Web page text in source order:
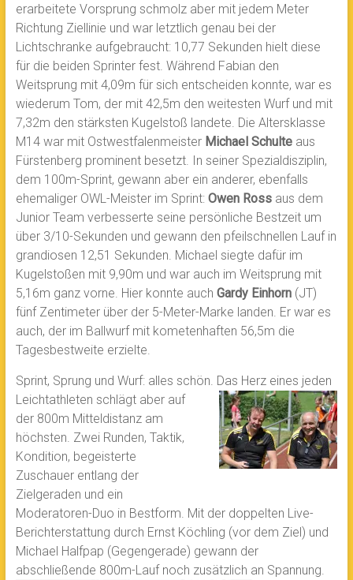
erarbeitete Vorsprung schmolz aber mit jedem Meter
Richtung Ziellinie und war letztlich genau bei der
Lichtschranke aufgebraucht: 10,77 Sekunden hielt diese
für die beiden Sprinter fest. Während Fabian den
Weitsprung mit 4,09m für sich entscheiden konnte, war es
wiederum Tom, der mit 42,5m den weitesten Wurf und mit
7,32m den stärksten Kugelstoß landete. Die Altersklasse
M14 war mit Ostwestfalenmeister Michael Schulteaus
Fürstenberg prominent besetzt. In seiner Spezialdisziplin,
dem 100m-Sprint, gewann aber ein anderer, ebenfalls
ehemaliger OWL-Meister im Sprint: Owen Rossaus dem
Junior Team verbesserte seine persönliche Bestzeit um
über 3/10-Sekunden und gewann den pfeilschnellen Lauf in
grandiosen 12,51 Sekunden. Michael siegte dafür im
Kugelstoßen mit 9,90m und war auch im Weitsprung mit
5,16m ganz vorne. Hier konnte auch Gardy Einhorn (JT)
fünf Zentimeter über der 5-Meter-Marke landen. Er war es
auch, der im Ballwurf mit kometenhaften 56,5m die
Tagesbestweite erzielte.
Sprint, Sprung und Wurf: alles schön. Das Herz eines jeden
Leichtathleten schlägt aber auf
der 800m Mitteldistanz am
höchsten. Zwei Runden, Taktik,
Kondition, begeisterte
Zuschauer entlang der
Zielgeraden und ein
Moderatoren-Duo in Bestform. Mit der doppelten Live-
Berichterstattung durch Ernst Köchling (vor dem Ziel) und
Michael Halfpap (Gegengerade) gewann der
abschließende 800m-Lauf noch zusätzlich an Spannung.